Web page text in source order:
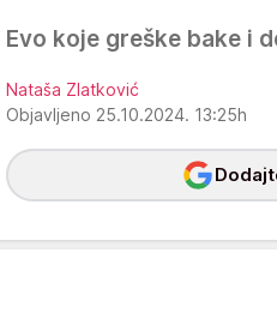
Evo koje greške bake i
Nataša Zlatković
Objavljeno 25.10.2024. 13:25h